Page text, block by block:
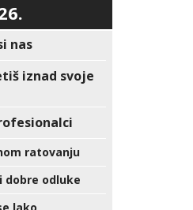
nas
iznad svoje
ratovanju
dobre odluke